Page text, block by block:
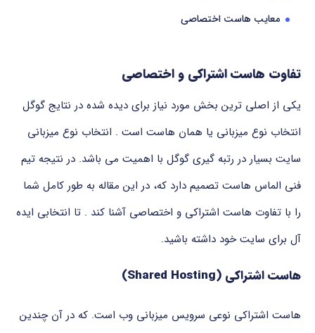
معایب هاست اختصاصی
تفاوت هاست اشتراکی و اختصاصی
یکی از اصلی ترین بخش مورد نیاز برای دیده شده در نتایج گوگل
انتخاب نوع میزبانی یا همان هاست است . انتخاب نوع میزبانی
سایت بسیار در رتبه گیری گوگل با اهمیت می باشد. در نتیجه تیم
فنی الماس هاست تصمیم دارد که، در این مقاله به طور کامل شما
را با تفاوت هاست اشتراکی و اختصاصی آشنا کند . تا انتخابی ایده
آل برای سایت خود داشته باشید.
هاست اشتراکی (Shared Hosting)
هاست اشتراکی نوعی سرویس میزبانی وب است. که در آن چندین